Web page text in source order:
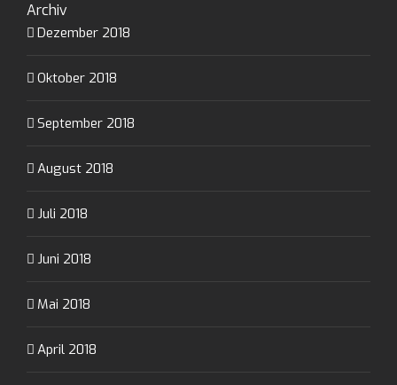
Archiv
Dezember 2018
Oktober 2018
September 2018
August 2018
Juli 2018
Juni 2018
Mai 2018
April 2018